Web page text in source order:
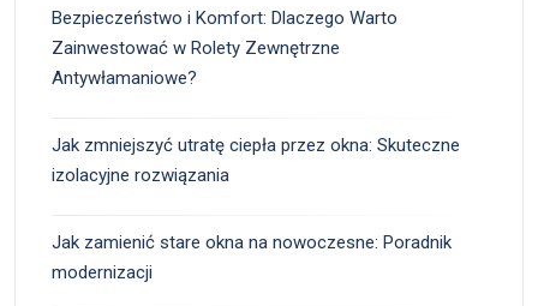
Bezpieczeństwo i Komfort: Dlaczego Warto
Zainwestować w Rolety Zewnętrzne
Antywłamaniowe?
Jak zmniejszyć utratę ciepła przez okna: Skuteczne
izolacyjne rozwiązania
Jak zamienić stare okna na nowoczesne: Poradnik
modernizacji